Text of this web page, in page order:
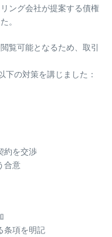
ング会社が提案する債権
。
覧可能となるため、取引
下の対策を講じました：
約を交渉
合意
条項を明記